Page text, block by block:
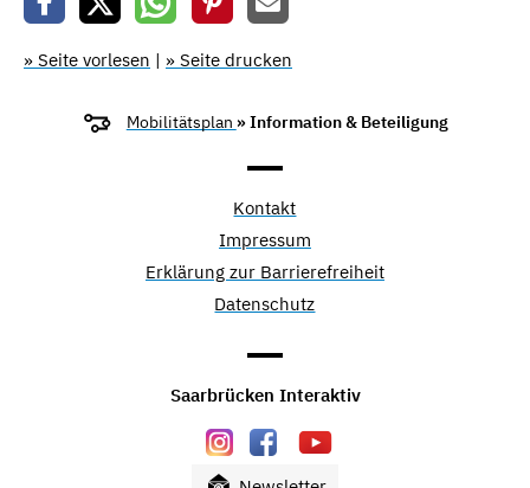
» Seite vorlesen | » Seite drucken
Mobilitätsplan » Information & Beteiligung
Kontakt
Impressum
Erklärung zur Barrierefreiheit
Datenschutz
Saarbrücken Interaktiv